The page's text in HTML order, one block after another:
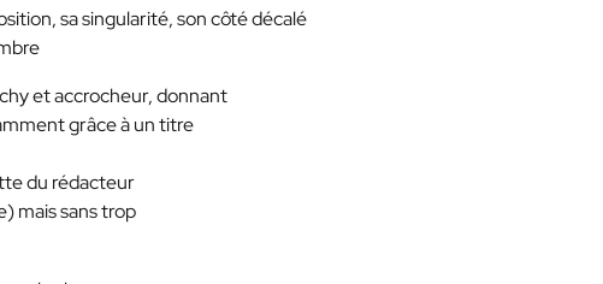
sa singularité, son côté décalé
et accrocheur, donnant
grâce à un titre
du rédacteur
mais sans trop